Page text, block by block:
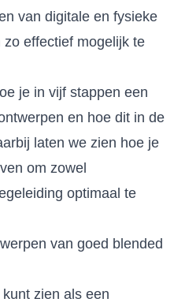
van digitale en fysieke
zo effectief mogelijk te
je in vijf stappen een
en hoe dit in de
laten we zien hoe je
om zowel
optimaal te
van goed blended
zien als een